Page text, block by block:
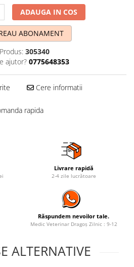
ADAUGA IN COS
ABONAMENT
305340
ajutor? 0775648353
Cere informatii
rapida
Livrare rapidă
2-4 zile lucrătoare
Răspundem nevoilor tale.
Medic Veterinar Dragoș Zilnic : 9-12
ALTERNATIVE